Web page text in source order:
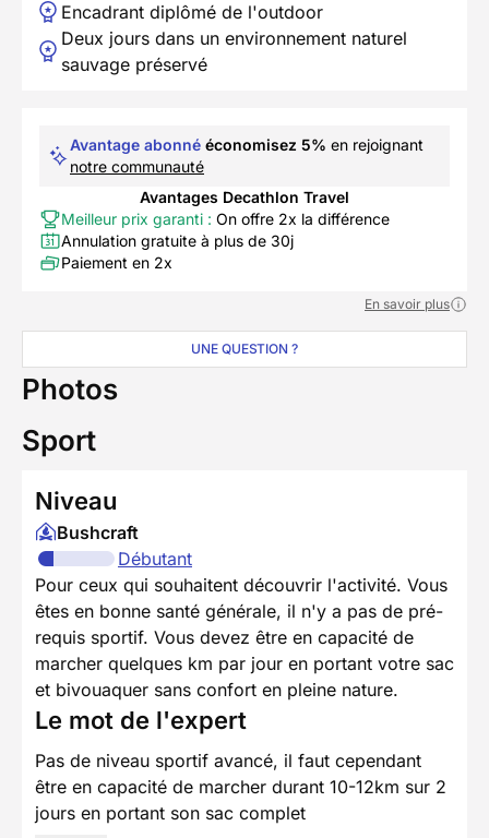
Encadrant diplômé de l'outdoor
Deux jours dans un environnement naturel
sauvage préservé
Avantage abonné économisez 5% en rejoignant
notre communauté
Avantages Decathlon Travel
Meilleur prix garanti : On offre 2x la différence
Annulation gratuite à plus de 30j
Paiement en 2x
En savoir plus
UNE QUESTION ?
Photos
Sport
Niveau
Bushcraft
Débutant
Pour ceux qui souhaitent découvrir l'activité. Vous
êtes en bonne santé générale, il n'y a pas de pré-
requis sportif. Vous devez être en capacité de
marcher quelques km par jour en portant votre sac
et bivouaquer sans confort en pleine nature.
Le mot de l'expert
Pas de niveau sportif avancé, il faut cependant
être en capacité de marcher durant 10-12km sur 2
jours en portant son sac complet